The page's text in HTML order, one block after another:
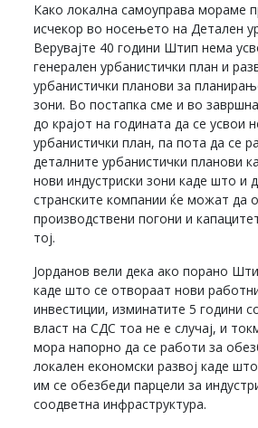
Како локална самоуправа мораме
исчекор во носењето на Детален
Верувајте 40 години Штип нема
генерален урбанистички план и
урбанистички планови за
зони. Во постапка сме и во
до крајот на годината да се усвои
урбанистички план, па пота да се
деталните урбанистички планови
нови индустриски зони каде што и
странските компании ќе можат да
производствени погони и
тој.
Јорданов вели дека ако порано
каде што се отвораат нови
инвестиции, изминатите 5 години
власт на СДС тоа не е случај, и
мора напорно да се работи за
локален економски развој каде
им се обезбеди парцели за
соодветна инфраструктура.